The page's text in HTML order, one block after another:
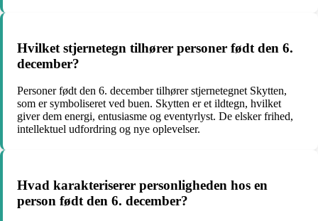
Hvilket stjernetegn tilhører personer født den 6.
december?
Personer født den 6. december tilhører stjernetegnet Skytten,
som er symboliseret ved buen. Skytten er et ildtegn, hvilket
giver dem energi, entusiasme og eventyrlyst. De elsker frihed,
intellektuel udfordring og nye oplevelser.
Hvad karakteriserer personligheden hos en
person født den 6. december?